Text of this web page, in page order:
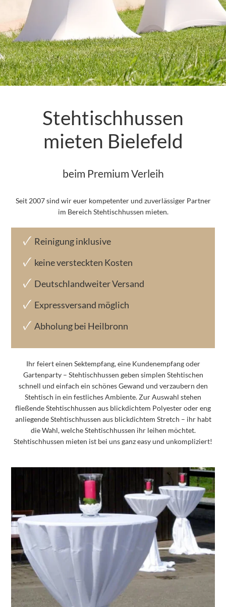
Stehtischhussen
mieten Bielefeld
beim Premium Verleih
Seit 2007 sind wir euer kompetenter und zuverlässiger Partner
im Bereich Stehtischhussen mieten.
Reinigung inklusive
keine versteckten Kosten
Deutschlandweiter Versand
Expressversand möglich
Abholung bei Heilbronn
Ihr feiert einen Sektempfang, eine Kundenempfang oder
Gartenparty – Stehtischhussen geben simplen Stehtischen
schnell und einfach ein schönes Gewand und verzaubern den
Stehtisch in ein festliches Ambiente. Zur Auswahl stehen
fließende Stehtischhussen aus blickdichtem Polyester oder eng
anliegende Stehtischhussen aus blickdichtem Stretch – ihr habt
die Wahl, welche Stehtischhussen ihr leihen möchtet.
Stehtischhussen mieten ist bei uns ganz easy und unkompliziert!